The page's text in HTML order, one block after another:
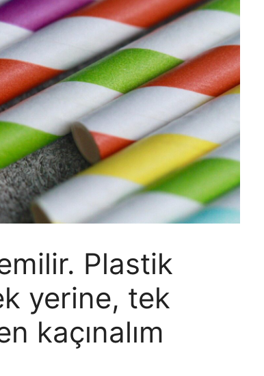
Plastik
yerine, tek
kaçınalım